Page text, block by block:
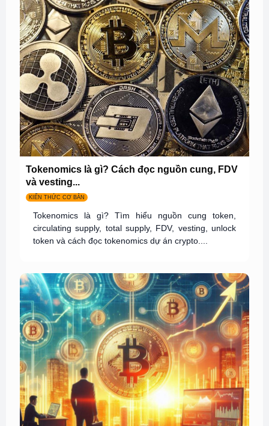
Tokenomics là gì? Cách đọc nguồn cung, FDV
và vesting...
KIẾN THỨC CƠ BẢN
Tokenomics là gì? Tìm hiểu nguồn cung token,
circulating supply, total supply, FDV, vesting, unlock
token và cách đọc tokenomics dự án crypto....